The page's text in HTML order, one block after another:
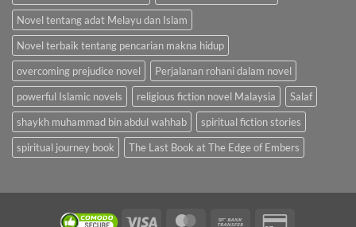
Novel tentang adat Melayu dan Islam
Novel terbaik tentang pencarian makna hidup
overcoming prejudice novel
Perjalanan rohani dalam novel
powerful Islamic novels
religious fiction novel Malaysia
Salaf
shaykh muhammad bin abdul wahhab
spiritual fiction stories
spiritual journey book
The Last Book at The Edge of Embers
Visa MasterCardBank